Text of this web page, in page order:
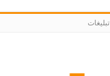
تبلیغات